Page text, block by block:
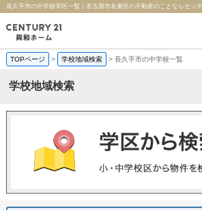
長久手市の中学校学区一覧｜名古屋市名東区の不動産のことならセン
TOPページ > 学校地域検索 > 長久手市の中学校一覧
学校地域検索